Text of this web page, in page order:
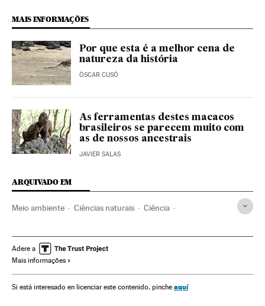
MAIS INFORMAÇÕES
Por que esta é a melhor cena de
natureza da história
ÒSCAR CUSÓ
As ferramentas destes macacos
brasileiros se parecem muito com
as de nossos ancestrais
JAVIER SALAS
ARQUIVADO EM
Meio ambiente Ciências naturais Ciência
América do Sul América Latina
Espécies Biologia
Adere a
Mais informações
Si está interesado en licenciar este contenido, pinche aquí